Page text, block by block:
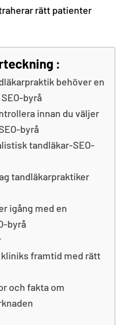
rätt patienter
:
behöver en
byrå
innan du väljer
byrå
tandläkar-SEO-
tandläkarpraktiker
igång med en
byrå
kliniks framtid med rätt
och fakta om